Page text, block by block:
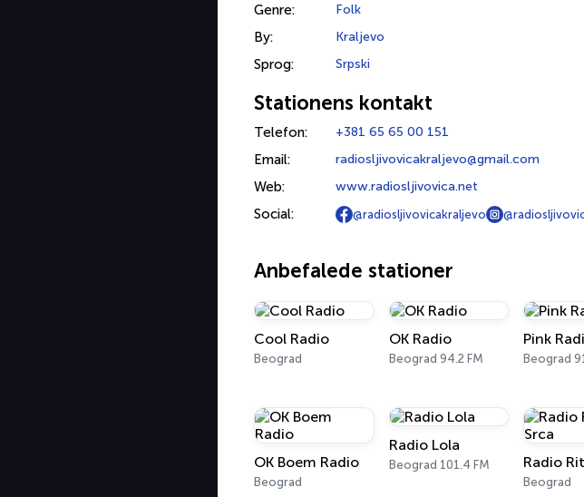
Genre: Folk
By: Kraljevo
Sprog: Srpski
Stationens kontakt
Telefon: +381 65 65 00 151
Email: radiosljivovicakraljevo@gmail.com
Web: www.radiosljivovica.net
Social: @radiosljivovicakraljevo
Anbefalede stationer
Cool Radio
Beograd
OK Radio
Beograd 94.2 FM
Pink
Beograd
OK Boem Radio
Beograd
Radio Lola
Beograd 101.4 FM Radio
Beograd